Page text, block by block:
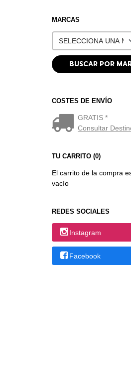
MARCAS
COSTES DE ENVÍO
GRATIS *
Consultar
TU CARRITO (0)
El carrito de la compra
vacío
REDES SOCIALES
Instagram
Facebook